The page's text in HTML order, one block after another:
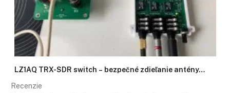
LZ1AQ TRX-SDR switch – bezpečné zdieľanie antény…
Recenzie